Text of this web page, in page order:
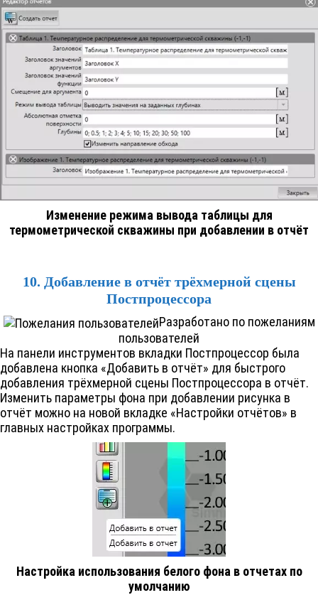
Изменение режима вывода таблицы для
термометрической скважины при добавлении в отчёт
10. Добавление в отчёт трёхмерной сцены
Постпроцессора
Разработано по пожеланиям
пользователей
На панели инструментов вкладки Постпроцессор была
добавлена кнопка «Добавить в отчёт» для быстрого
добавления трёхмерной сцены Постпроцессора в отчёт.
Изменить параметры фона при добавлении рисунка в
отчёт можно на новой вкладке «Настройки отчётов» в
главных настройках программы.
Настройка использования белого фона в отчетах по
умолчанию